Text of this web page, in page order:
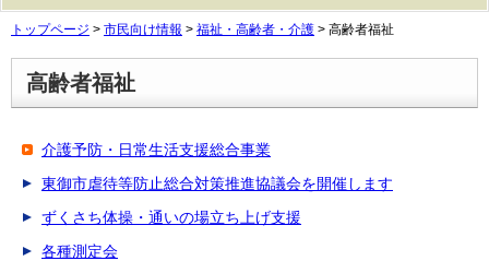
トップページ > 市民向け情報 > 福祉・高齢者・介護 > 高齢者福祉
高齢者福祉
介護予防・日常生活支援総合事業
東御市虐待等防止総合対策推進協議会を開催します
ずくさち体操・通いの場立ち上げ支援
各種測定会